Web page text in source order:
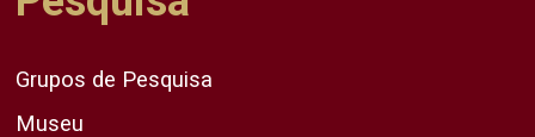
Grupos de Pesquisa
Museu